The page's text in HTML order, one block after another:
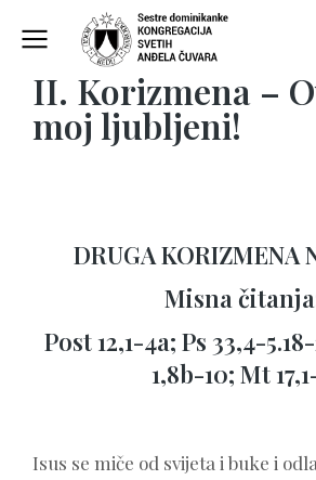
DUHOVNOST
II. Korizmena –
moj ljubljeni!
DRUGA KORIZMENA
Misna
Post 12,1-4a; Ps 33,4-
1,8b-10; Mt
Isus se miče od svijeta i buke i